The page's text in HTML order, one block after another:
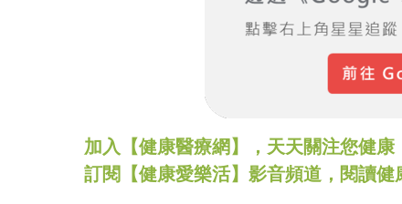
加入【健康醫療網】，天天關注您健
訂閱【健康愛樂活】影音頻道，閱讀健